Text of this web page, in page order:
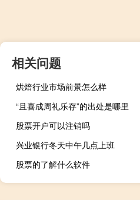
相关问题
烘焙行业市场前景怎么样
“且喜成周礼乐存”的出处是哪里
股票开户可以注销吗
兴业银行冬天中午几点上班
股票的了解什么软件